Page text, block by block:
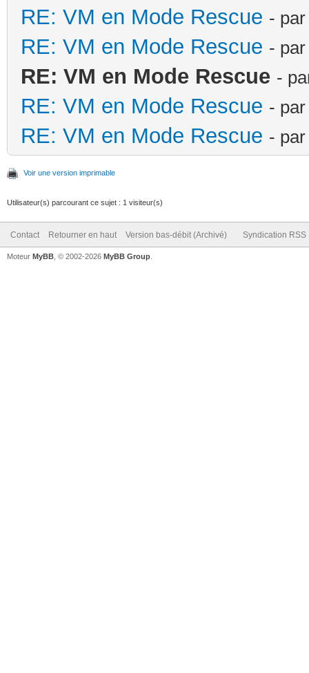
RE: VM en Mode Rescue -
RE: VM en Mode Rescue -
RE: VM en Mode Rescue -
RE: VM en Mode Rescue -
RE: VM en Mode Rescue -
Voir une version imprimable
Utilisateur(s) parcourant ce sujet : 1 visiteur(s)
Contact Retourner en haut Version bas-débit (Archivé) Syndication RSS
Moteur MyBB , © 2002-2026 MyBB Group